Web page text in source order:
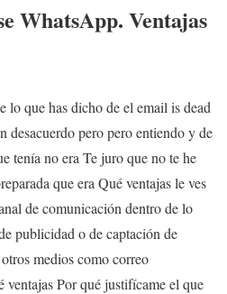
WhatsApp. Ventajas
lo que has dicho de el email is dead
desacuerdo pero pero entiendo y de
tenía no era Te juro que no te he
que era Qué ventajas le ves
de comunicación dentro de lo
publicidad o de captación de
medios como correo
ventajas Por qué justifícame el que